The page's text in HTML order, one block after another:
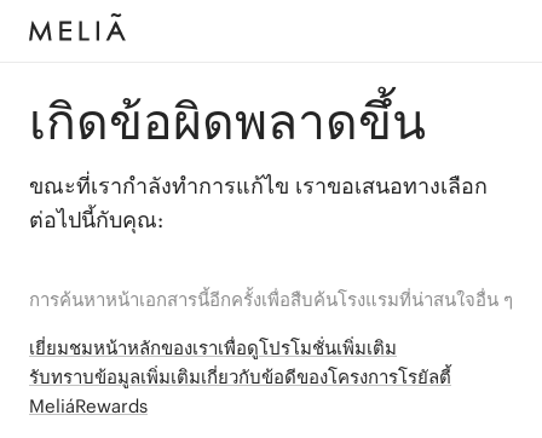
เกิดข้อผิดพลาดขึ้น
ขณะที่เรากำลังทำการแก้ไข เราขอเสนอทางเลือก
ต่อไปนี้กับคุณ:
การค้นหาหน้าเอกสารนี้อีกครั้งเพื่อสืบค้นโรงแรมที่น่าสนใจอื่น ๆ
เยี่ยมชมหน้าหลักของเราเพื่อดูโปรโมชั่นเพิ่มเติม
รับทราบข้อมูลเพิ่มเติมเกี่ยวกับข้อดีของโครงการโรยัลตี้
MeliáRewards